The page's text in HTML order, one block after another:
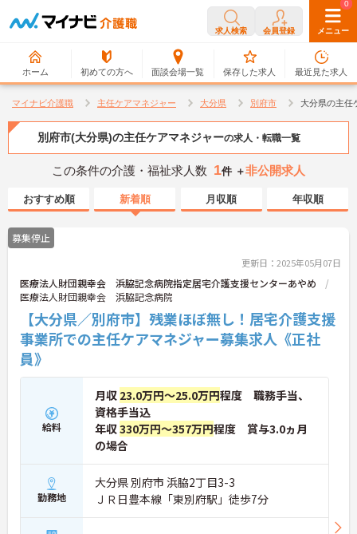
求人検索 会員登録 メニュー
ホーム 初めての方へ 面談会場一覧
0
保存した求人
0
最近見た求人
マイナビ介護職 主任ケアマネジャー 大分県 別府市 大分県の主任
別府市(大分県)の主任ケアマネジャーの求人・転職一覧
この条件の介護・福祉求人数 1件 ＋非公開求人
おすすめ順 新着順 月収順 年収順
募集停止
更新日：2025年05月07日
医療法人財団親幸会 浜脇記念病院指定居宅介護支援センターあやめ
医療法人財団親幸会 浜脇記念病院
【大分県／別府市】残業ほぼ無し！居宅介護支援
事業所での主任ケアマネジャー募集求人《正社
員》
給料
月収 23.0万円～25.0万円程度 職務手当、
資格手当込
年収330万円～357万円程度 賞与3.0ヵ月
の場合
勤務地
大分県 別府市 浜脇2丁目3-3
ＪＲ日豊本線「東別府駅」徒歩7分